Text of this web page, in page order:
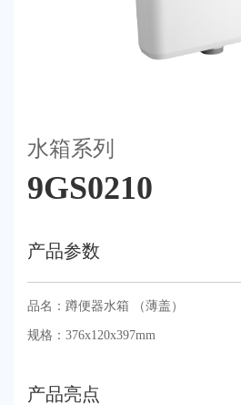
水箱系列
9GS0210
产品参数
品名：蹲便器水箱 （薄盖）
规格：376x120x397mm
产品亮点